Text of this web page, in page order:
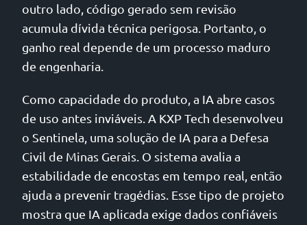
outro lado, código gerado sem revisão
acumula dívida técnica perigosa. Portanto, o
ganho real depende de um processo maduro
de engenharia.
Como capacidade do produto, a IA abre casos
de uso antes inviáveis. A KXP Tech desenvolveu
o Sentinela, uma solução de IA para a Defesa
Civil de Minas Gerais. O sistema avalia a
estabilidade de encostas em tempo real, então
ajuda a prevenir tragédias. Esse tipo de projeto
mostra que IA aplicada exige dados confiáveis